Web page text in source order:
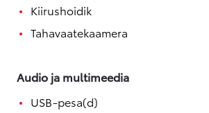
Kiirushoidik
Tahavaatekaamera
Audio ja multimeedia
USB-pesa(d)